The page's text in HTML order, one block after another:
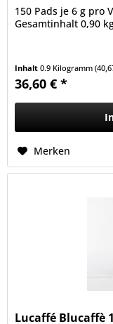
150 Pads je 6 g pro
Gesamtinhalt 0,90
Inhalt0.9 Kilogramm
36,60 € *
Merken
Lucaffé Blucaffè